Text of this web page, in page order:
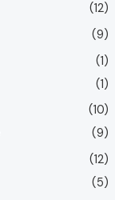
(12)
(9)
(1)
(1)
(10)
(9)
(12)
(5)